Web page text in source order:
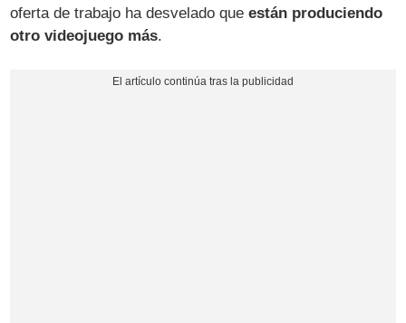
oferta de trabajo ha desvelado que están produciendo
otro videojuego más.